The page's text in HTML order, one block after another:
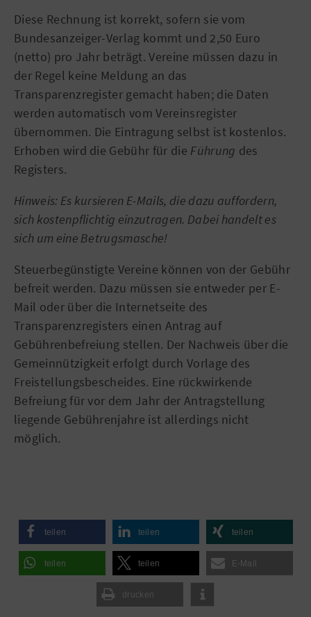
Diese Rechnung ist korrekt, sofern sie vom
Bundesanzeiger-Verlag kommt und 2,50 Euro
(netto) pro Jahr beträgt. Vereine müssen dazu in
der Regel keine Meldung an das
Transparenzregister gemacht haben; die Daten
werden automatisch vom Vereinsregister
übernommen. Die Eintragung selbst ist kostenlos.
Erhoben wird die Gebühr für die Führung des
Registers.
Hinweis: Es kursieren E-Mails, die dazu auffordern,
sich kostenpflichtig einzutragen. Dabei handelt es
sich um eine Betrugsmasche!
Steuerbegünstigte Vereine können von der Gebühr
befreit werden. Dazu müssen sie entweder per E-
Mail oder über die Internetseite des
Transparenzregisters einen Antrag auf
Gebührenbefreiung stellen. Der Nachweis über die
Gemeinnützigkeit erfolgt durch Vorlage des
Freistellungsbescheides. Eine rückwirkende
Befreiung für vor dem Jahr der Antragstellung
liegende Gebührenjahre ist allerdings nicht
möglich.
teilen teilen teilen
teilen teilen E-Mail
drucken